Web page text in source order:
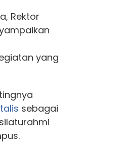
Rektor
yang
sebagai